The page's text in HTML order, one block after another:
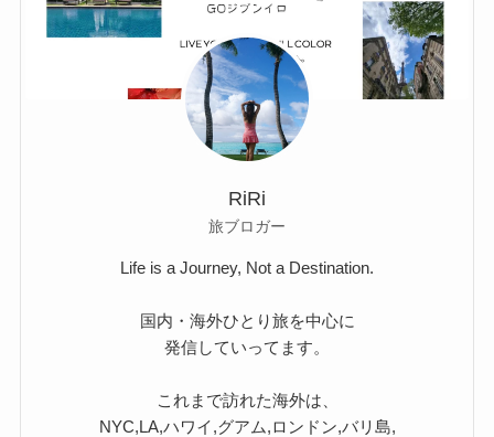
RiRi
旅ブロガー
Life is a Journey, Not a Destination.
国内・海外ひとり旅を中心に
発信していってます。
これまで訪れた海外は、
NYC,LA,ハワイ,グアム,ロンドン,バリ島,